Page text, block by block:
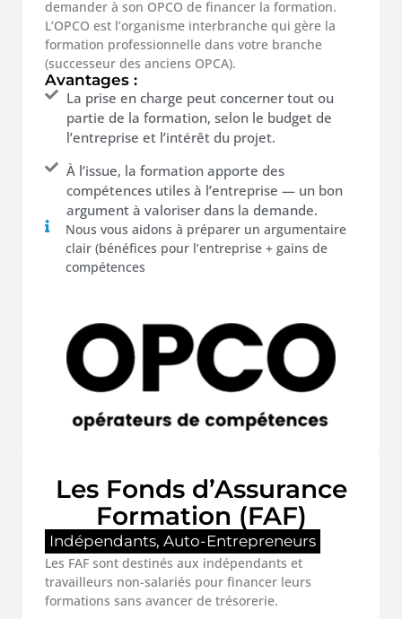
demander à son OPCO de financer la formation.
L’OPCO est l’organisme interbranche qui gère la
formation professionnelle dans votre branche
(successeur des anciens OPCA).
Avantages :
La prise en charge peut concerner tout ou
partie de la formation, selon le budget de
l’entreprise et l’intérêt du projet.
À l’issue, la formation apporte des
compétences utiles à l’entreprise — un bon
argument à valoriser dans la demande.
Nous vous aidons à préparer un argumentaire
clair (bénéfices pour l’entreprise + gains de
compétences
Les Fonds d’Assurance
Formation (FAF)
Indépendants, Auto-Entrepreneurs
Les FAF sont destinés aux indépendants et
travailleurs non-salariés pour financer leurs
formations sans avancer de trésorerie.